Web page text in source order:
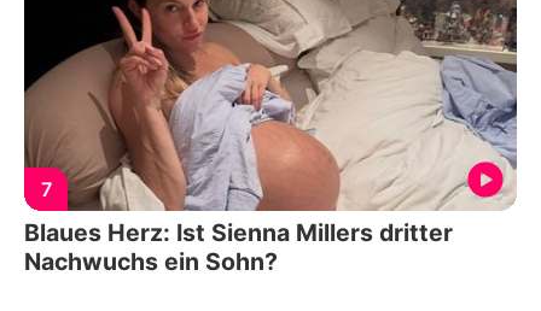
7
Blaues Herz: Ist Sienna Millers dritter
Nachwuchs ein Sohn?